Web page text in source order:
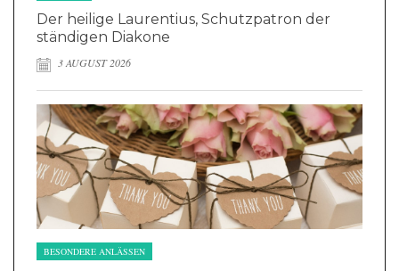
Der heilige Laurentius, Schutzpatron der
ständigen Diakone
3 AUGUST 2026
BESONDERE ANLÄSSEN